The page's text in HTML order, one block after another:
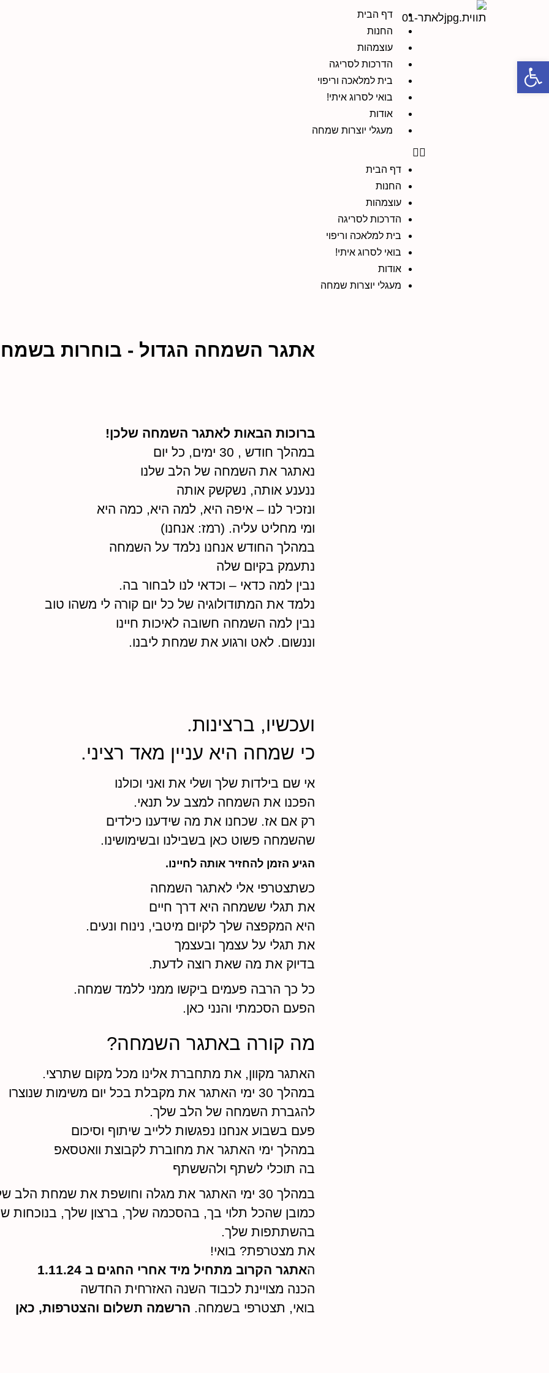
דף הבית
החנות
עוצמהות
הדרכות לסריגה
בית למלאכה וריפוי
בואי לסרוג איתי!
אודות
מעגלי יוצרות שמחה
דף הבית
החנות
עוצמהות
הדרכות לסריגה
בית למלאכה וריפוי
בואי לסרוג איתי!
אודות
מעגלי יוצרות שמחה
אתגר השמחה הגדול - בוחרות
ברוכות הבאות לאתגר השמחה שלכן!
במהלך חודש , 30 ימים, כל יום
נאתגר את השמחה של הלב שלנו
ננענע אותה, נשקשק אותה
ונזכיר לנו – איפה היא, למה היא, כמה היא
ומי מחליט עליה. (רמז: אנחנו)
במהלך החודש אנחנו נלמד על השמחה
נתעמק בקיום שלה
נבין למה כדאי – וכדאי לנו לבחור בה.
נלמד את המתודולוגיה של כל יום קורה לי משהו טוב
נבין למה השמחה חשובה לאיכות חיינו
וננשום. לאט ורגוע את שמחת ליבנו.
ועכשיו, ברצינות.
כי שמחה היא עניין מאד רציני.
אי שם בילדות שלך ושלי את ואני וכולנו
הפכנו את השמחה למצב על תנאי.
רק אם אז. שכחנו את מה שידענו כילדים
שהשמחה פשוט כאן בשבילנו ובשימושינו.
הגיע הזמן להחזיר אותה לחיינו.
כשתצטרפי אלי לאתגר השמחה
את תגלי ששמחה היא דרך חיים
היא המקפצה שלך לקיום מיטבי, נינוח ונעים.
את תגלי על עצמך ובעצמך
בדיוק את מה שאת רוצה לדעת.
כל כך הרבה פעמים ביקשו ממני ללמד שמחה.
הפעם הסכמתי והנני כאן.
מה קורה באתגר השמחה?
האתגר מקוון, את מתחברת אלינו מכל מקום שתרצי.
במהלך 30 ימי האתגר את מקבלת בכל יום משימות שנוצרו
להגברת השמחה של הלב שלך.
פעם בשבוע אנחנו נפגשות ללייב שיתוף וסיכום
במהלך ימי האתגר את מחוברת לקבוצת וואטסאפ
בה תוכלי לשתף ולהששתף
במהלך 30 ימי האתגר את מגלה וחושפת את שמחת הלב שלך.
כמובן שהכל תלוי בך, בהסכמה שלך, ברצון שלך, בנוכחות
בהשתתפות שלך.
את מצטרפת? בואי!
האתגר הקרוב מתחיל מיד אחרי החגים ב 1.11.24
הכנה מצויינת לכבוד השנה האזרחית החדשה
בואי, תצטרפי בשמחה. הרשמה תשלום והצטרפות, כאן
פתח סרגל נגישות